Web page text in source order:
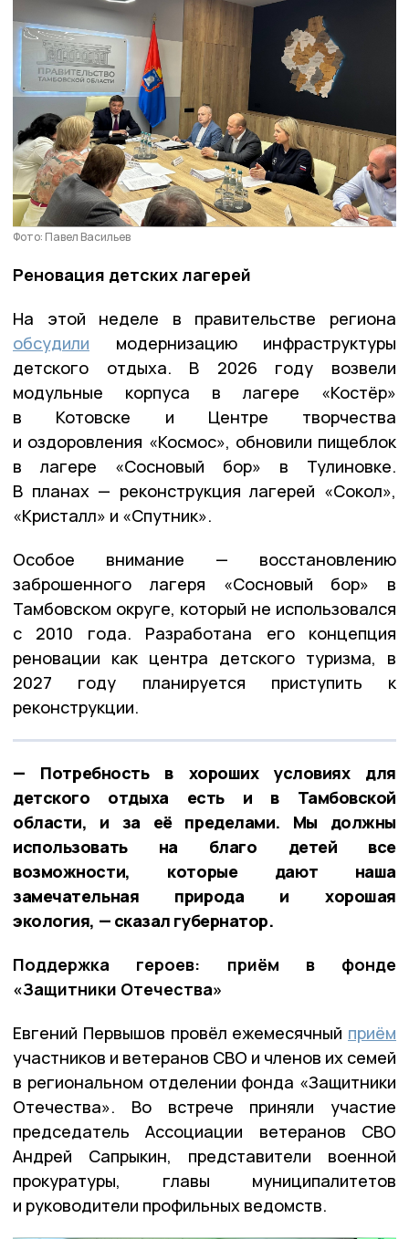
Фото: Павел Васильев
Реновация детских лагерей
На этой неделе в правительстве региона
обсудили модернизацию инфраструктуры
детского отдыха. В 2026 году возвели
модульные корпуса в лагере «Костёр»
в Котовске и Центре творчества
и оздоровления «Космос», обновили пищеблок
в лагере «Сосновый бор» в Тулиновке.
В планах — реконструкция лагерей «Сокол»,
«Кристалл» и «Спутник».
Особое внимание — восстановлению
заброшенного лагеря «Сосновый бор» в
Тамбовском округе, который не использовался
с 2010 года. Разработана его концепция
реновации как центра детского туризма, в
2027 году планируется приступить к
реконструкции.
— Потребность в хороших условиях для
детского отдыха есть и в Тамбовской
области, и за её пределами. Мы должны
использовать на благо детей все
возможности, которые дают наша
замечательная природа и хорошая
экология, — сказал губернатор.
Поддержка героев: приём в фонде
«Защитники Отечества»
Евгений Первышов провёл ежемесячный приём
участников и ветеранов СВО и членов их семей
в региональном отделении фонда «Защитники
Отечества». Во встрече приняли участие
председатель Ассоциации ветеранов СВО
Андрей Сапрыкин, представители военной
прокуратуры, главы муниципалитетов
и руководители профильных ведомств.